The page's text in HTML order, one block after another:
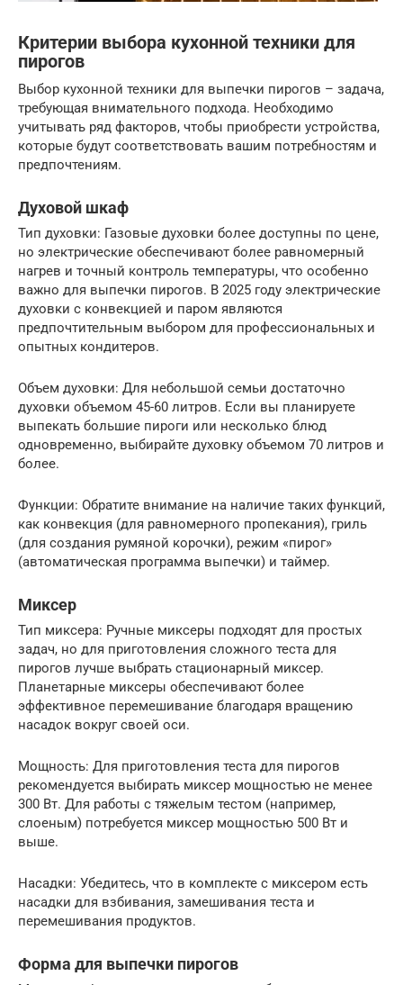
Критерии выбора кухонной техники для
пирогов
Выбор кухонной техники для выпечки пирогов – задача,
требующая внимательного подхода. Необходимо
учитывать ряд факторов, чтобы приобрести устройства,
которые будут соответствовать вашим потребностям и
предпочтениям.
Духовой шкаф
Тип духовки: Газовые духовки более доступны по цене,
но электрические обеспечивают более равномерный
нагрев и точный контроль температуры, что особенно
важно для выпечки пирогов. В 2025 году электрические
духовки с конвекцией и паром являются
предпочтительным выбором для профессиональных и
опытных кондитеров.
Объем духовки: Для небольшой семьи достаточно
духовки объемом 45-60 литров. Если вы планируете
выпекать большие пироги или несколько блюд
одновременно, выбирайте духовку объемом 70 литров и
более.
Функции: Обратите внимание на наличие таких функций,
как конвекция (для равномерного пропекания), гриль
(для создания румяной корочки), режим «пирог»
(автоматическая программа выпечки) и таймер.
Миксер
Тип миксера: Ручные миксеры подходят для простых
задач, но для приготовления сложного теста для
пирогов лучше выбрать стационарный миксер.
Планетарные миксеры обеспечивают более
эффективное перемешивание благодаря вращению
насадок вокруг своей оси.
Мощность: Для приготовления теста для пирогов
рекомендуется выбирать миксер мощностью не менее
300 Вт. Для работы с тяжелым тестом (например,
слоеным) потребуется миксер мощностью 500 Вт и
выше.
Насадки: Убедитесь, что в комплекте с миксером есть
насадки для взбивания, замешивания теста и
перемешивания продуктов.
Форма для выпечки пирогов